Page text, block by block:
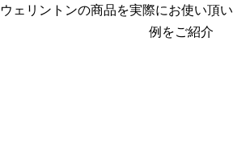
ウェリントンの商品を実際にお使い頂
例をご紹介